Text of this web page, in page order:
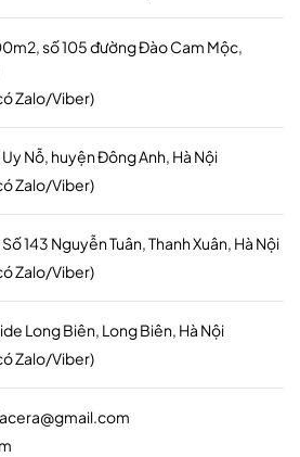
số 105 đường Đào Cam Mộc,
Zalo/Viber)
Nỗ, huyện Đông Anh, Hà Nội
Zalo/Viber)
143 Nguyễn Tuân, Thanh Xuân, Hà Nội
Zalo/Viber)
Long Biên, Long Biên, Hà Nội
Zalo/Viber)